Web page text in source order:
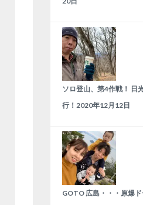
ソロ登山、第4作戦！ 日
行！ 2020年12月12日
GOTO 広島・・・原爆